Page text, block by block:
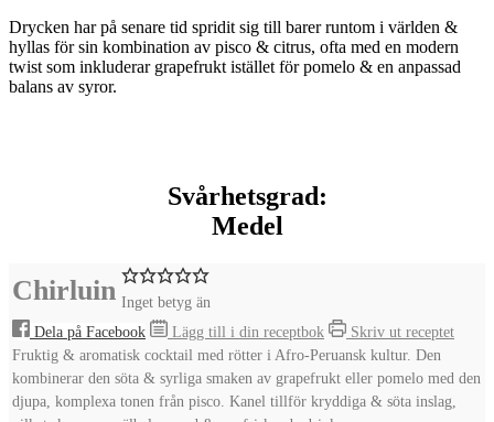
Drycken har på senare tid spridit sig till barer runtom i världen &
hyllas för sin kombination av pisco & citrus, ofta med en modern
twist som inkluderar grapefrukt istället för pomelo & en anpassad
balans av syror.
Svårhetsgrad:
Medel
Chirluin Inget betyg än
Dela på Facebook
Lägg till i din receptbok
Skriv ut receptet
Fruktig & aromatisk cocktail med rötter i Afro-Peruansk kultur. Den
kombinerar den söta & syrliga smaken av grapefrukt eller pomelo med den
djupa, komplexa tonen från pisco. Kanel tillför kryddiga & söta inslag,